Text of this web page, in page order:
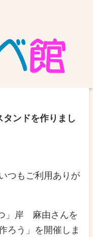
ンドを作りまし
つもご利用ありが
」岸 麻由さんを
ろう」を開催しま